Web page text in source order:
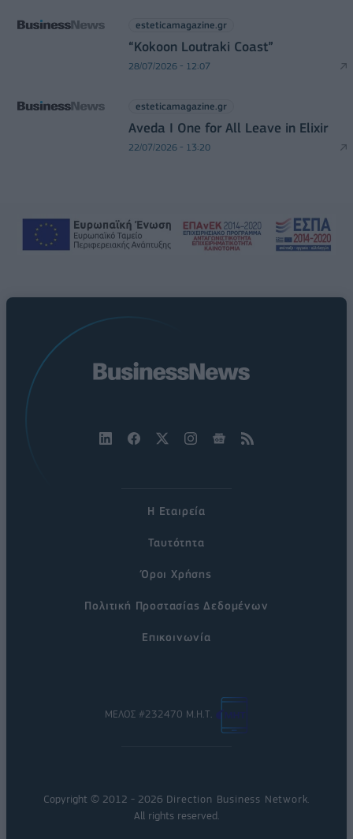
esteticamagazine.gr
“Kokoon Loutraki Coast”
28/07/2026 - 12:07
esteticamagazine.gr
Aveda I One for All Leave in Elixir
22/07/2026 - 13:20
Η Εταιρεία
Ταυτότητα
Όροι Χρήσης
Πολιτική Προστασίας Δεδομένων
Επικοινωνία
ΜΕΛΟΣ #232470 Μ.Η.Τ.
Copyright © 2012 - 2026 Direction Business Network.
All rights reserved.